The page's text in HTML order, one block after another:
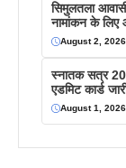
सिमुलतला
नामांकन के
August 2, 2026
स्नातक सत्र
एडमिट कार्ड
August 1, 2026